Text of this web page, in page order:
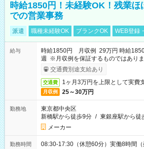
時給1850円！未経験OK！残業
での営業事務
派遣 職種未経験OK ブランクOK WEB登録
給与
時給1850円 月収例 29万円 時給
週 ※月収例を保証するものではありま
交通費別途支給あり
交通費 1ヶ月3万円を上限として実費
月収例 25～30万円
勤務地
東京都中央区
新橋駅から徒歩9分 / 東銀座駅から徒
メーカー
勤務時間 08:30-17:30（休憩60分）実働8時間（